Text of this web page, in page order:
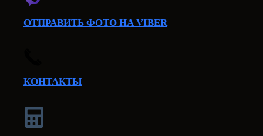
ОТПРАВИТЬ ФОТО НА VIBER
КОНТАКТЫ